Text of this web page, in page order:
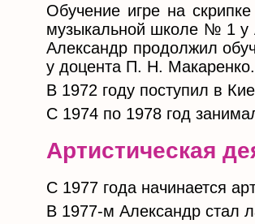
Обучение игре на
музыкальной школе № 1 у
Александр продолжил
у доцента П. Н. Макаренко.
В 1972 году поступил в
С 1974 по 1978 год
Артистическая
С 1977 года начинается
В 1977-м Александр стал